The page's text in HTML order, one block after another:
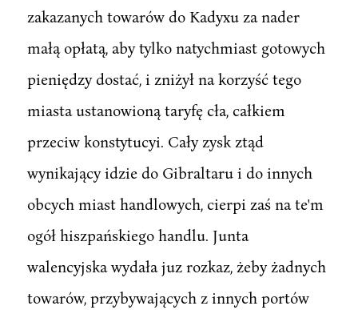
zakazanych towarów do Kadyxu za nader
małą opłatą, aby tylko natychmiast gotowych
pieniędzy dostać, i zniżył na korzyść tego
miasta ustanowioną taryfę cła, całkiem
przeciw konstytucyi. Cały zysk ztąd
wynikający idzie do Gibraltaru i do innych
obcych miast handlowych, cierpi zaś na te'm
ogół hiszpańskiego handlu. Junta
walencyjska wydała juz rozkaz, żeby żadnych
towarów, przybywających z innych portów